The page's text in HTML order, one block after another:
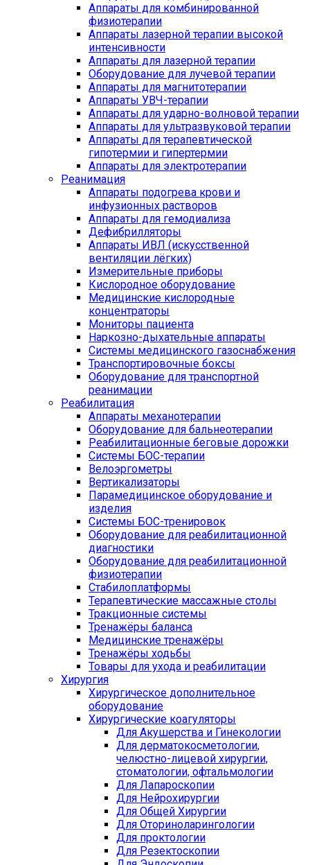
Аппараты для комбинированной
физиотерапии
Аппараты лазерной терапии высокой
интенсивности
Аппараты для лазерной терапии
Оборудование для лучевой терапии
Аппараты для магнитотерапии
Аппараты УВЧ-терапии
Аппараты для ударно-волновой терапии
Аппараты для ультразвуковой терапии
Аппараты для терапевтической
гипотермии и гипертермии
Аппараты для электротерапии
Реанимация
Аппараты подогрева крови и
инфузионных растворов
Аппараты для гемодиализа
Дефибрилляторы
Аппараты ИВЛ (искусственной
вентиляции лёгких)
Измерительные приборы
Кислородное оборудование
Медицинские кислородные
концентраторы
Мониторы пациента
Наркозно-дыхательные аппараты
Системы медицинского газоснабжения
Транспортировочные боксы
Оборудование для транспортной
реанимации
Реабилитация
Аппараты механотерапии
Оборудование для бальнеотерапии
Реабилитационные беговые дорожки
Системы БОС-терапии
Велоэргометры
Вертикализаторы
Парамедицинское оборудование и
изделия
Системы БОС-тренировок
Оборудование для реабилитационной
диагностики
Оборудование для реабилитационной
физиотерапии
Стабилоплатформы
Терапевтические массажные столы
Тракционные системы
Тренажёры баланса
Медицинские тренажёры
Тренажёры ходьбы
Товары для ухода и реабилитации
Хирургия
Хирургическое дополнительное
оборудование
Хирургические коагуляторы
Для Акушерства и Гинекологии
Для дерматокосметологии,
челюстно-лицевой хирургии,
стоматологии, офтальмологии
Для Лапароскопии
Для Нейрохирургии
Для Общей Хирургии
Для Оториноларингологии
Для проктологии
Для Резектоскопии